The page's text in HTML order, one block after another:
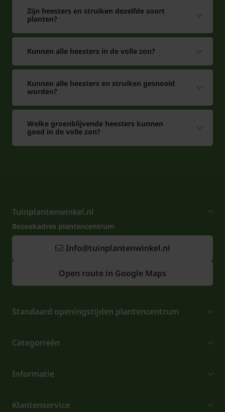
Zijn heesters en struiken dezelfde soort
planten?
Kunnen alle heesters in de volle zon?
Kunnen alle heesters en struiken gesnoeid
worden?
Welke groenblijvende heesters kunnen
goed in de volle zon?
Tuinplantenwinkel.nl
Bezoekadres plantencentrum
Info@tuinplantenwinkel.nl
Open route in Google Maps
Standaard openingstijden plantencentrum
Categorieën
Informatie
Klantenservice